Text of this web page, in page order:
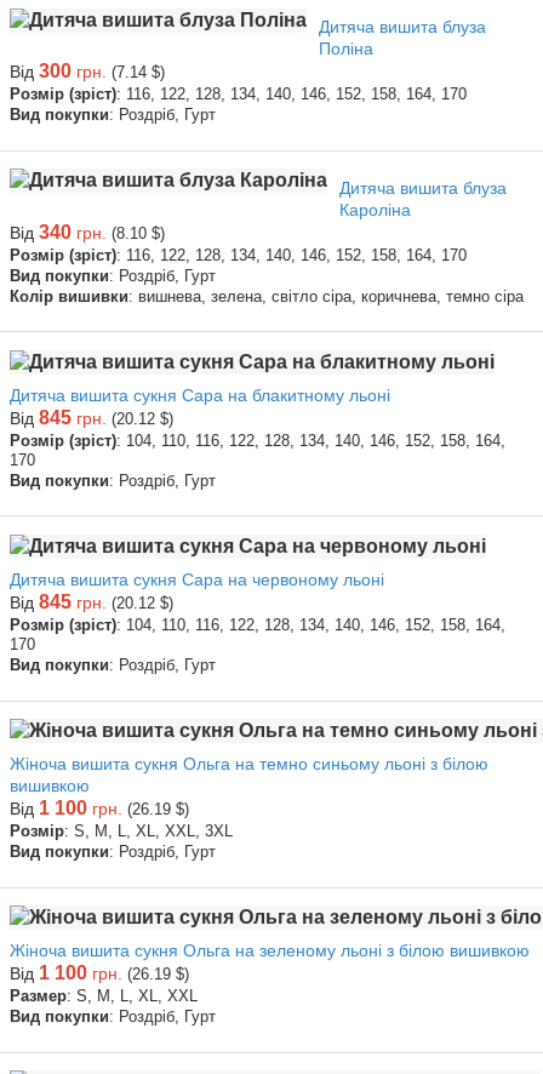
Дитяча вишита блуза
Поліна
Від 300 грн. (7.14 $)
Розмір (зріст): 116, 122, 128, 134, 140, 146, 152, 158, 164, 170
Вид покупки: Роздріб, Гурт
Дитяча вишита блуза
Кароліна
Від 340 грн. (8.10 $)
Розмір (зріст): 116, 122, 128, 134, 140, 146, 152, 158, 164, 170
Вид покупки: Роздріб, Гурт
Колір вишивки: вишнева, зелена, світло сіра, коричнева, темно сіра
Дитяча вишита сукня Сара на блакитному льоні
Від 845 грн. (20.12 $)
Розмір (зріст): 104, 110, 116, 122, 128, 134, 140, 146, 152, 158, 164,
170
Вид покупки: Роздріб, Гурт
Дитяча вишита сукня Сара на червоному льоні
Від 845 грн. (20.12 $)
Розмір (зріст): 104, 110, 116, 122, 128, 134, 140, 146, 152, 158, 164,
170
Вид покупки: Роздріб, Гурт
Жіноча вишита сукня Ольга на темно синьому льоні з білою
вишивкою
Від 1 100 грн. (26.19 $)
Розмір: S, M, L, XL, XXL, 3XL
Вид покупки: Роздріб, Гурт
Жіноча вишита сукня Ольга на зеленому льоні з білою вишивкою
Від 1 100 грн. (26.19 $)
Размер: S, M, L, XL, XXL
Вид покупки: Роздріб, Гурт